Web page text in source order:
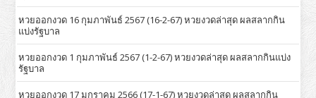
หวยออกงวด 16 กุมภาพันธ์ 2567 (16-2-67) หวยงวดล่าสุด ผลสลากกิน
แบ่งรัฐบาล
หวยออกงวด 1 กุมภาพันธ์ 2567 (1-2-67) หวยงวดล่าสุด ผลสลากกินแบ่ง
รัฐบาล
หวยออกงวด 17 มกราคม 2566 (17-1-67) หวยงวดล่าสุด ผลสลากกิน